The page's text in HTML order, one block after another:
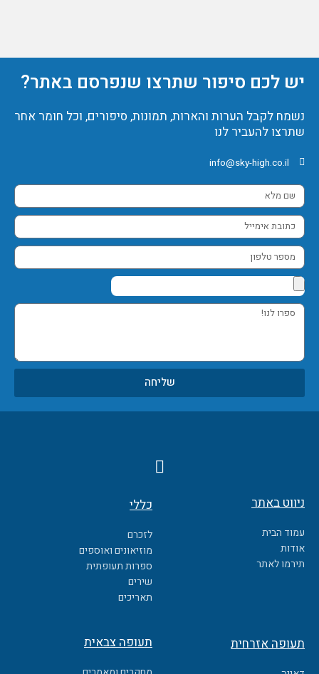
יש לכם סיפור שתרצו שנפרסם באתר?
נשמח לקבל הערות והארות, תמונות, סיפורים, וכל חומר אחר
שתרצו להעביר לנו
info@sky-high.co.il
שם
מלא
כתובת
אימייל
מספר
טלפון
ספרו
שליחה
F
a
ניווט באתר
עמוד הבית
אודות
תירמו לאתר
כללי
לזכרם
מוזיאונים ואוספים
ספרות תעופתית
שירים
תאריכים
תעופה אזרחית תעופה צבאית